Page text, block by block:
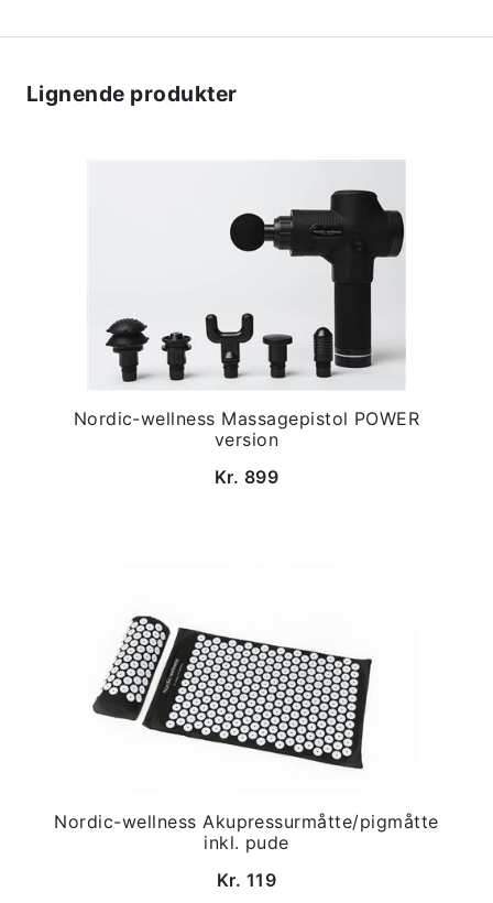
Lignende produkter
Nordic-wellness Massagepistol POWER
version
Kr. 899
Nordic-wellness Akupressurmåtte/pigmåtte
inkl. pude
Kr. 119